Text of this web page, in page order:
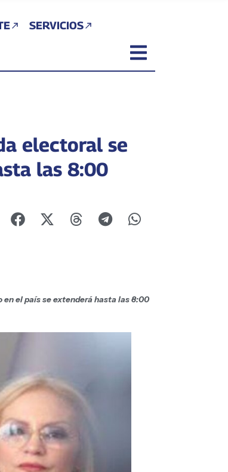
SERVICIOS
electoral se
las 8:00
el país se extenderá hasta las 8:00